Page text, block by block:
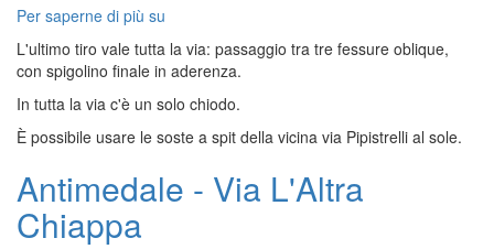
Per saperne di più su
di
Mello,
Brontosauro
(m.1100)
Via
risposte
L'ultimo tiro vale tutta la via: passaggio tra tre fessure oblique,
con spigolino finale in aderenza.
In tutta la via c'è un solo chiodo.
È possibile usare le soste a spit della vicina via Pipistrelli al sole.
Antimedale - Via L'Altra
Chiappa